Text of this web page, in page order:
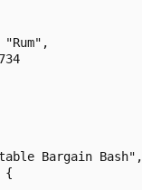
"Rum",
Bargain Bash",
{